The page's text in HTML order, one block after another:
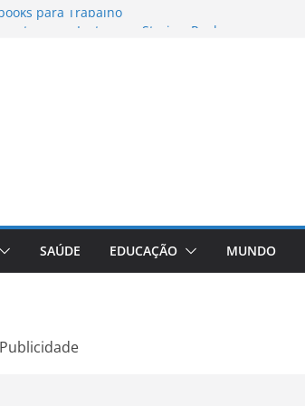
para Trabalho
A Comprehensive Review of the
Loss Pill
SAÚDE EDUCAÇÃO MUNDO
Publicidade